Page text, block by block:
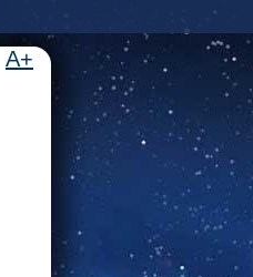
A+